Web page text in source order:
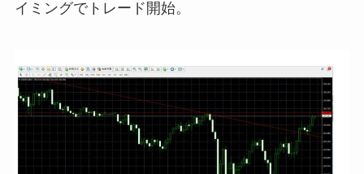
イミングでトレード開始。